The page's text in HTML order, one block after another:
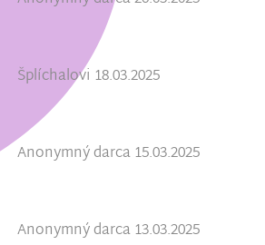
Šplíchalovi 18.03.2025
Anonymný darca 15.03.2025
Anonymný darca 13.03.2025